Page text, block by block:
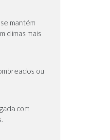
mantém
climas mais
ou
com